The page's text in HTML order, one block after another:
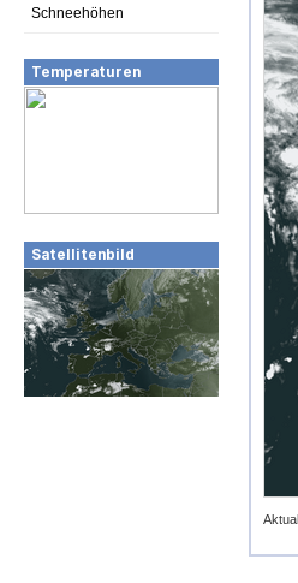
Schneehöhen
Temperaturen
Satellitenbild